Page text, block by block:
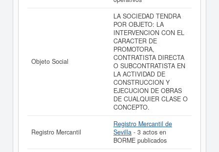
Si está interesado en conocer más datos de la empresa
MARGU SERVICIOS INMOBILIARIOS Y FINANCIEROS
SOCIEDAD LIMITADA. puedeacceder inmediatamente a
de MARGU SERVICIOS
INMOBILIARIOS Y FINANCIEROS SOCIEDAD
LIMITADA. y consultar los resultados de sus años de
actividad, así como los balances y cuentas de
resultados disponibles.
La última actualización del informe de empresa se ha
realizado el 24/04/2023.
Objeto Social
LA SOCIEDAD TENDRA
POR OBJETO: LA
INTERVENCION CON EL
CARACTER DE
PROMOTORA,
CONTRATISTA DIRECTA
O SUBCONTRATISTA EN
LA ACTIVIDAD DE
CONSTRUCCION Y
EJECUCION DE OBRAS
DE CUALQUIER CLASE O
CONCEPTO.
Registro Mercantil
Registro Mercantil de
Sevilla - 3 actos en
BORME publicados